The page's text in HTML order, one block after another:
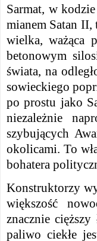
Sarmat, w
mianem Satan
wielka, ważąca
betonowym
świata, na
sowieckiego
po prostu jako
niezależnie
szybujących
okolicami. To
bohatera
Konstruktorzy
większość
znacznie
paliwo ciekłe